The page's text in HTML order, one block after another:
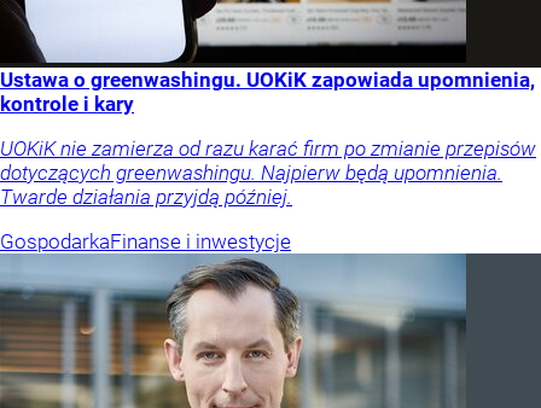
Ustawa o greenwashingu. UOKiK zapowiada upomnienia,
kontrole i kary
UOKiK nie zamierza od razu karać firm po zmianie przepisów
dotyczących greenwashingu. Najpierw będą upomnienia.
Twarde działania przyjdą później.
GospodarkaFinanse i inwestycje